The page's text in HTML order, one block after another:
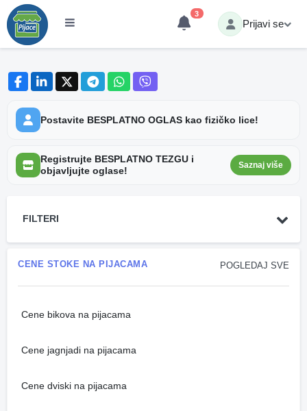
3
Prijavi se
Postavite BESPLATNO OGLAS kao fizičko lice!
Registrujte BESPLATNO TEZGU i
objavljujte oglase!
Saznaj više
FILTERI
POGLEDAJ SVE
CENE STOKE NA PIJACAMA
Cene bikova na pijacama
Cene jagnjadi na pijacama
Cene dviski na pijacama